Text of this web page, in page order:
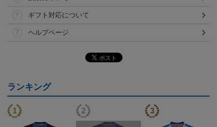
ギフト対応について
ヘルプページ
ランキング